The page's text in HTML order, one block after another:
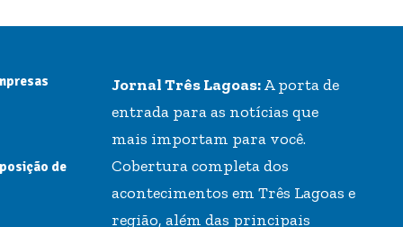
de
Jornal Três Lagoas:A porta de
entrada para as notícias que
mais importam para você.
Cobertura completa dos
acontecimentos em Três Lagoas e
região, além das principais